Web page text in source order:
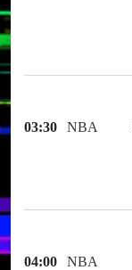
03:30 NBA
04:00 NBA